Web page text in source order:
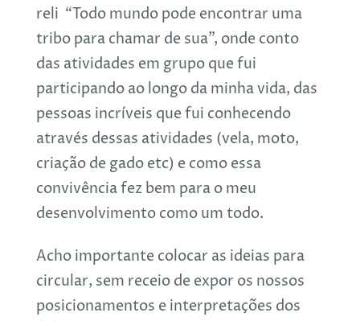
reli “Todo mundo pode encontrar uma
tribo para chamar de sua”, onde conto
das atividades em grupo que fui
participando ao longo da minha vida, das
pessoas incríveis que fui conhecendo
através dessas atividades (vela, moto,
criação de gado etc) e como essa
convivência fez bem para o meu
desenvolvimento como um todo.
Acho importante colocar as ideias para
circular, sem receio de expor os nossos
posicionamentos e interpretações dos